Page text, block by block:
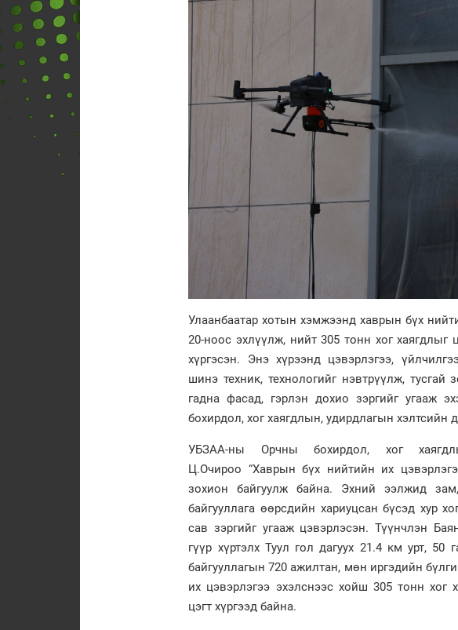
Улаанбаатар хотын хэмжээнд хаврын бүх
20-ноос эхлүүлж, нийт 305 тонн хог хаягдлыг
хүргэсэн. Энэ хүрээнд цэвэрлэгээ,
шинэ техник, технологийг нэвтрүүлж,
гадна фасад, гэрлэн дохио зэргийг угааж
бохирдол, хог хаягдлын, удирдлагын хэлтсийн
УБЗАА-ны Орчны бохирдол, хог
Ц.Очироо “Хаврын бүх нийтийн их
зохион байгуулж байна. Эхний ээлжид
байгууллага өөрсдийн хариуцсан бүсэд хур
сав зэргийг угааж цэвэрлэсэн. Түүнчлэн
гүүр хүртэлх Туул гол дагуух 21.4 км урт,
байгууллагын 720 ажилтан, мөн иргэдийн
их цэвэрлэгээ эхэлснээс хойш 305 тонн хог
цэгт хүргээд байна.